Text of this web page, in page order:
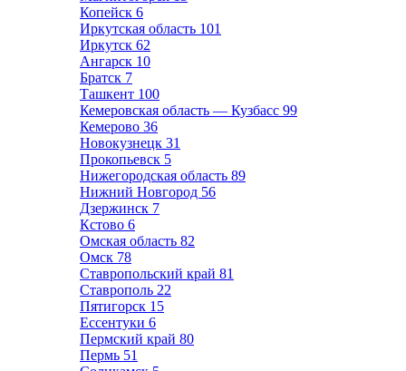
Копейск 6
Иркутская область 101
Иркутск 62
Ангарск 10
Братск 7
Ташкент 100
Кемеровская область — Кузбасс 99
Кемерово 36
Новокузнецк 31
Прокопьевск 5
Нижегородская область 89
Нижний Новгород 56
Дзержинск 7
Кстово 6
Омская область 82
Омск 78
Ставропольский край 81
Ставрополь 22
Пятигорск 15
Ессентуки 6
Пермский край 80
Пермь 51